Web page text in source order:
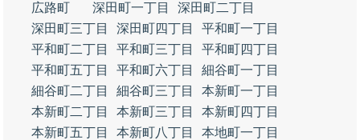
広路町
深田町一丁目
深田町二丁目
深田町三丁目
深田町四丁目
平和町一丁目
平和町二丁目
平和町三丁目
平和町四丁目
平和町五丁目
平和町六丁目
細谷町一丁目
細谷町二丁目
細谷町三丁目
本新町一丁目
本新町二丁目
本新町三丁目
本新町四丁目
本新町五丁目
本新町八丁目
本地町一丁目